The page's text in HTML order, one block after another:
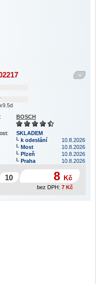
+
BOSCH
SKLADEM
k odeslání
10.8.2026
Most
10.8.2026
Plzeň
10.8.2026
Praha
10.8.2026
8 Kč
bez DPH: 7 Kč